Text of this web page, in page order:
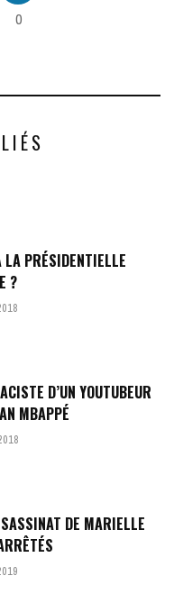
0
PRÉSIDENTIELLE
?
D’UN YOUTUBEUR
MBAPPÉ
DE MARIELLE